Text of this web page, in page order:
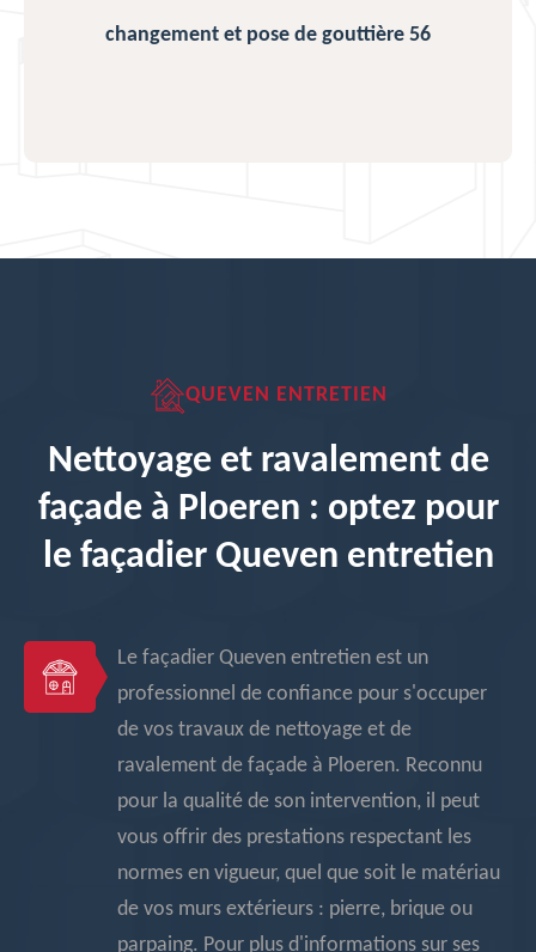
changement et pose de gouttière 56
QUEVEN ENTRETIEN
Nettoyage et ravalement de
façade à Ploeren : optez pour
le façadier Queven entretien
Le façadier Queven entretien est un
professionnel de confiance pour s'occuper
de vos travaux de nettoyage et de
ravalement de façade à Ploeren. Reconnu
pour la qualité de son intervention, il peut
vous offrir des prestations respectant les
normes en vigueur, quel que soit le matériau
de vos murs extérieurs : pierre, brique ou
parpaing. Pour plus d'informations sur ses